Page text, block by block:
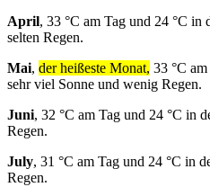
April, 33 °C am Tag und 24 °C in
selten Regen.
Mai, der heißeste Monat, 33 °C
sehr viel Sonne und wenig Regen.
Juni, 32 °C am Tag und 24 °C in
Regen.
July, 31 °C am Tag und 24 °C in
Regen.